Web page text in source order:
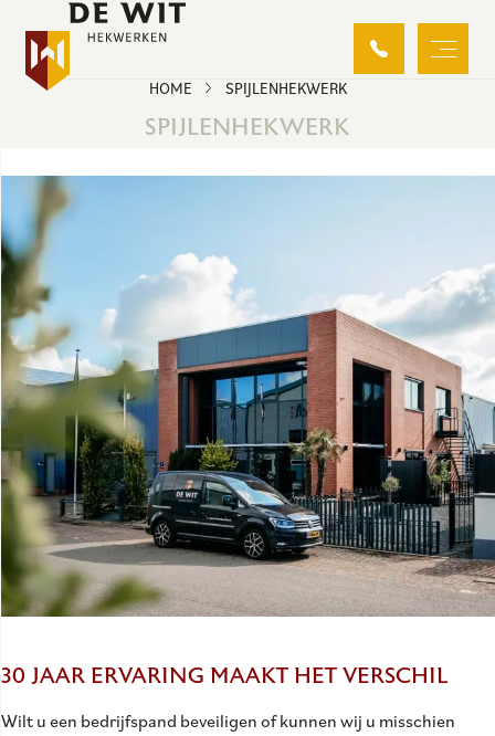
HOME SPIJLENHEKWERK
SPIJLENHEKWERK
30 JAAR ERVARING MAAKT HET VERSCHIL
Wilt u een bedrijfspand beveiligen of kunnen wij u misschien